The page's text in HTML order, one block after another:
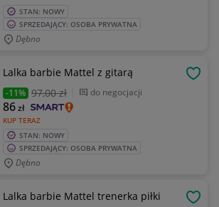
STAN: NOWY
SPRZEDAJĄCY: OSOBA PRYWATNA
Dębno
Lalka barbie Mattel z gitarą
-11% 97,00 zł do negocjacji
KUP TERAZ
86zł
STAN: NOWY
SPRZEDAJĄCY: OSOBA PRYWATNA
Dębno
Lalka barbie Mattel trenerka piłki